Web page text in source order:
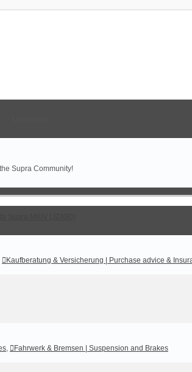
Supra Community!
Kaufberatung & Versicherung | Purchase advice &
, Fahrwerk & Bremsen | Suspension and Brakes